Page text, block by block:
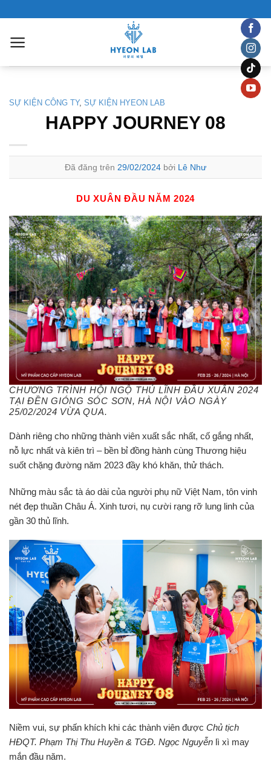
nội
SỰ KIỆN CÔNG TY, SỰ KIỆN HYEON LAB
HAPPY JOURNEY 08
Đã đăng trên 29/02/2024 bởi Lê Như
DU XUÂN ĐẦU NĂM 2024
CHƯƠNG TRÌNH HỘI NGỘ THỦ LĨNH ĐẦU XUÂN 2024
TẠI ĐỀN GIÓNG SÓC SƠN, HÀ NỘI VÀO NGÀY
25/02/2024 VỪA QUA.
Dành riêng cho những thành viên xuất sắc nhất, cố gắng nhất,
nỗ lực nhất và kiên trì – bền bỉ đồng hành cùng Thương hiệu
suốt chặng đường năm 2023 đầy khó khăn, thử thách.
Những màu sắc tà áo dài của người phụ nữ Việt Nam, tôn vinh
nét đẹp thuần Châu Á. Xinh tươi, nụ cười rạng rỡ lung linh của
gần 30 thủ lĩnh.
Niềm vui, sự phấn khích khi các thành viên được Chủ tịch
HĐQT. Phạm Thị Thu Huyền & TGĐ. Ngọc Nguyễn lì xì may
mắn đầu năm.